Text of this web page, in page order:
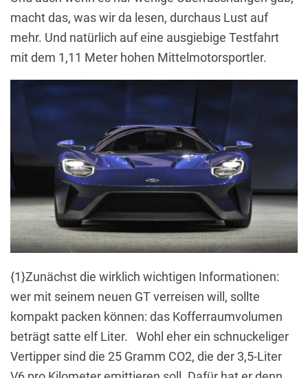
macht das, was wir da lesen, durchaus Lust auf
mehr. Und natürlich auf eine ausgiebige Testfahrt
mit dem 1,11 Meter hohen Mittelmotorsportler.
{1}Zunächst die wirklich wichtigen Informationen:
wer mit seinem neuen GT verreisen will, sollte
kompakt packen können: das Kofferraumvolumen
beträgt satte elf Liter. Wohl eher ein schnuckeliger
Vertipper sind die 25 Gramm CO2, die der 3,5-Liter